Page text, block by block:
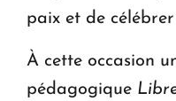
paix et de
À cette occasion
pédagogique